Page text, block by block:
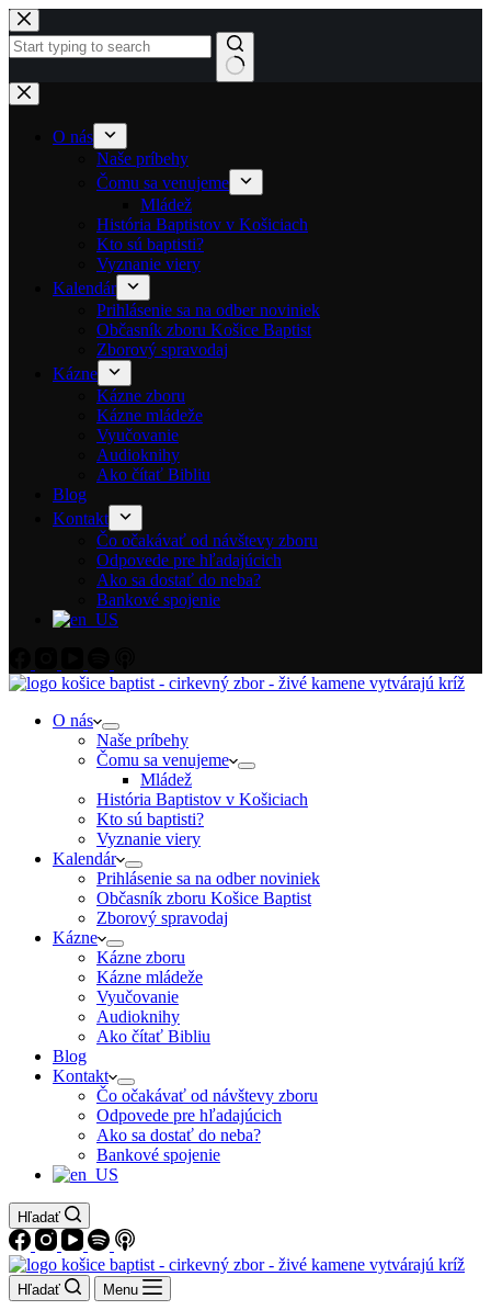
Skip to content
No results
O nás
Naše príbehy
Čomu sa venujeme
Mládež
História Baptistov v Košiciach
Kto sú baptisti?
Vyznanie viery
Kalendár
Prihlásenie sa na odber noviniek
Občasník zboru Košice Baptist
Zborový spravodaj
Kázne
Kázne zboru
Kázne mládeže
Vyučovanie
Audioknihy
Ako čítať Bibliu
Blog
Kontakt
Čo očakávať od návštevy zboru
Odpovede pre hľadajúcich
Ako sa dostať do neba?
Bankové spojenie
O nás
Naše príbehy
Čomu sa venujeme
Mládež
História Baptistov v Košiciach
Kto sú baptisti?
Vyznanie viery
Kalendár
Prihlásenie sa na odber noviniek
Občasník zboru Košice Baptist
Zborový spravodaj
Kázne
Kázne zboru
Kázne mládeže
Vyučovanie
Audioknihy
Ako čítať Bibliu
Blog
Kontakt
Čo očakávať od návštevy zboru
Odpovede pre hľadajúcich
Ako sa dostať do neba?
Bankové spojenie
Hľadať
Hľadať Menu